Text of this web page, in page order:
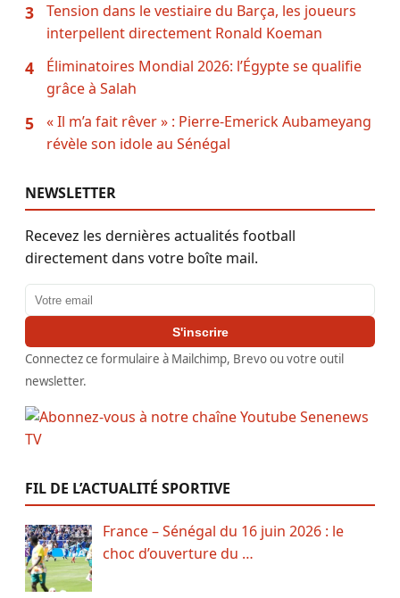
3
Tension dans le vestiaire du Barça, les joueurs
interpellent directement Ronald Koeman
4
Éliminatoires Mondial 2026: l’Égypte se qualifie
grâce à Salah
5
« Il m’a fait rêver » : Pierre-Emerick Aubameyang
révèle son idole au Sénégal
NEWSLETTER
Recevez les dernières actualités football
directement dans votre boîte mail.
Adresse email
S'inscrire
Connectez ce formulaire à Mailchimp, Brevo ou votre outil
newsletter.
FIL DE L’ACTUALITÉ SPORTIVE
France – Sénégal du 16 juin 2026 : le
choc d’ouverture du …